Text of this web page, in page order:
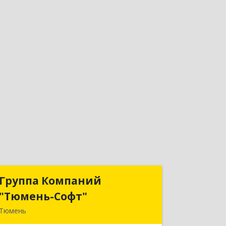
Группа Компаний
"Тюмень-Софт"
Тюмень
Группа Компаний
"Тюмень-Софт"